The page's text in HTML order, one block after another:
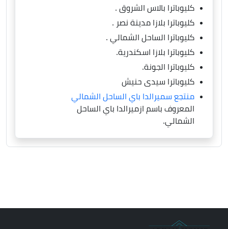
كليوباترا بالاس الشروق .
كليوباترا بلازا مدينة نصر .
كليوباترا الساحل الشمالي .
كليوباترا بلازا اسكندرية.
كليوباترا الجونة.
كليوباترا سيدى حنيش
منتجع سميرالدا باي الساحل الشمالي
المعروف باسم ازميرالدا باي الساحل
الشمالي.